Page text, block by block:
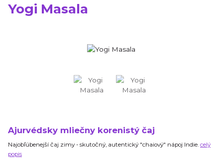
Yogi Masala
Ajurvédsky mliečny korenistý čaj
Najobľúbenejší čaj zimy - skutočný, autentický "chaiový" nápoj Indie. celý
popis